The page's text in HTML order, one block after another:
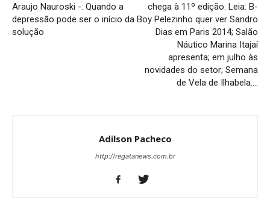
Araujo Nauroski -: Quando a
depressão pode ser o início da
solução
chega à 11º edição: Leia: B-
Boy Pelezinho quer ver Sandro
Dias em Paris 2014; Salão
Náutico Marina Itajaí
apresenta; em julho às
novidades do setor; Semana
de Vela de Ilhabela….
Adilson Pacheco
http://regatanews.com.br